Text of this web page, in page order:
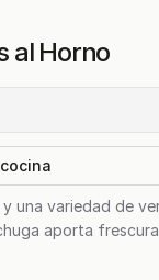
al Horno
una variedad de
aporta